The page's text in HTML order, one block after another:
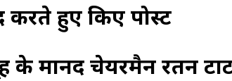
करते हुए किए पोस्ट
के मानद चेयरमैन रतन